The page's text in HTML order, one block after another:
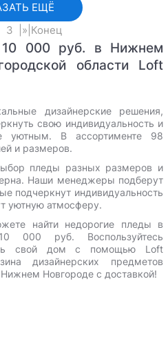
ЕЩЁ
3 » Конец
области Loft
свою индивидуальность и
уютным. В ассортименте 98
и размеров.
Наши менеджеры подберут
подчеркнут индивидуальность
уютную атмосферу.
10 000 руб. Воспользуйтесь
свой дом с помощью Loft
дизайнерских предметов
Новгороде с доставкой!